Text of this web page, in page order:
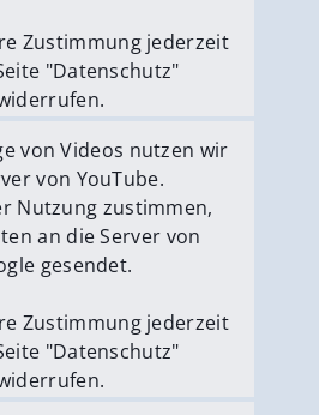
Zustimmung jederzeit
"Datenschutz"
erlauben
von Videos nutzen wir
von YouTube.
Nutzung zustimmen,
an die Server von
gesendet.
Zustimmung jederzeit
"Datenschutz"